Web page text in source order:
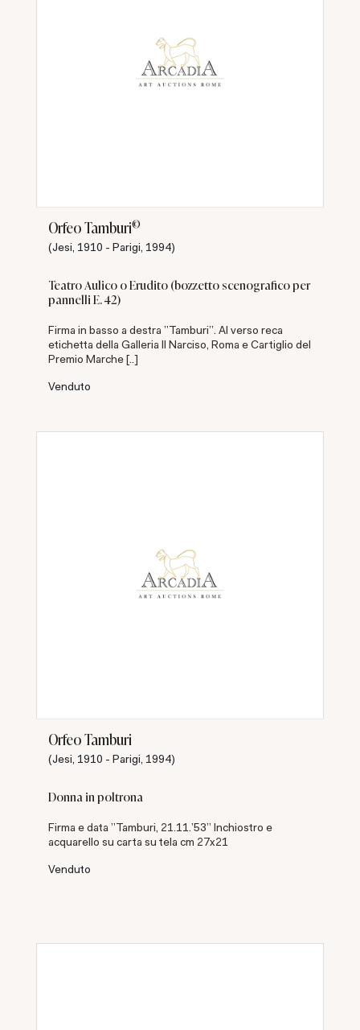
Orfeo Tamburi©
(Jesi, 1910 - Parigi, 1994)
Teatro Aulico o Erudito (bozzetto scenografico per
pannelli E. 42)
Firma in basso a destra "Tamburi". Al verso reca
etichetta della Galleria Il Narciso, Roma e Cartiglio del
Premio Marche [..]
Venduto
Orfeo Tamburi
(Jesi, 1910 - Parigi, 1994)
Donna in poltrona
Firma e data "Tamburi, 21.11.'53" Inchiostro e
acquarello su carta su tela cm 27x21
Venduto